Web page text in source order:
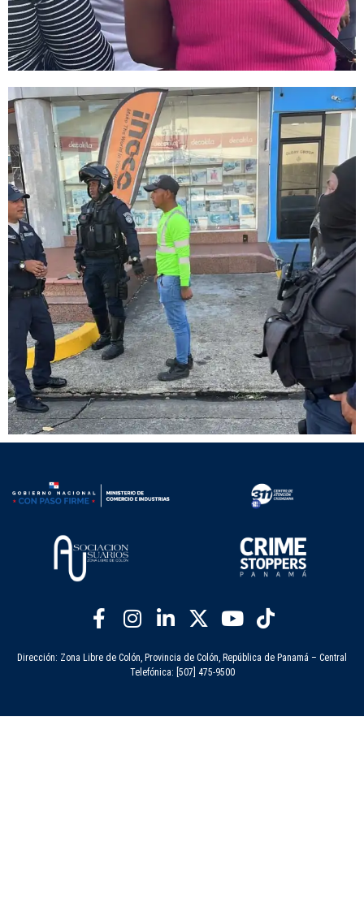
Dirección: Zona Libre de Colón, Provincia de Colón, República de Panamá – Central
Telefónica: [507] 475-9500